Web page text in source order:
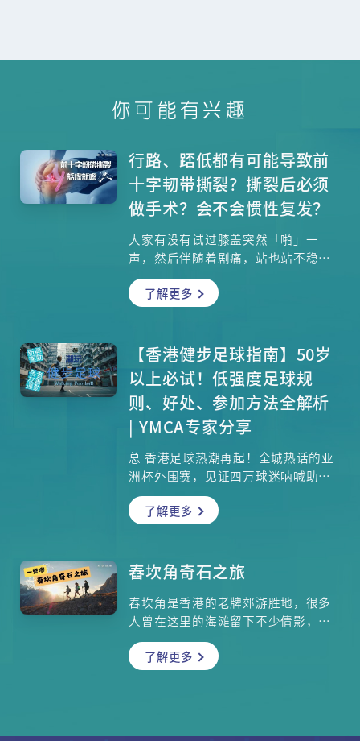
你可能有兴趣
行路、踎低都有可能导致前
十字韧带撕裂？撕裂后必须
做手术？会不会惯性复发？
大家有没有试过膝盖突然「啪」一
声，然后伴随着剧痛，站也站不稳？
这个「警号」极有可能就是你的「前
十字韧带」撕裂了。在运动创伤的案
剧烈运动，前十字韧带才会受伤，一
些较温和的日常活动如跑步、下蹲
等，都有机会对十字韧带造成创伤。
本集请来专科医生容树恒教授(香港中
文大学医学院矫型外科及创伤学系系
主任)，解构「前十字韧带撕裂」的成
因、征状、治疗方法和复康疗程，让
大众不要轻视这个创伤病症。
了解更多
【香港健步足球指南】50岁
以上必试！低强度足球规
则、好处、参加方法全解析
| YMCA专家分享
总 香港足球热潮再起！全城热话的亚
洲杯外围赛，见证四万球迷呐喊助威
港队1:0击败印度，热血沸腾！但你知
道吗？踢足球并非年轻人专利！香港
Football），让银发族也能安全享受
（YMCA）协调干事陈敏璇将详细解
说，带你了解这项长者友善运动的独
特魅力！
了解更多
舂坎角奇石之旅
舂坎角是香港的老牌郊游胜地，很多
人曾在这里的海滩留下不少倩影，也
许你没想过，原来它还有你未发掘的
一些天然美景呢！虽然路径略带崎
了解更多